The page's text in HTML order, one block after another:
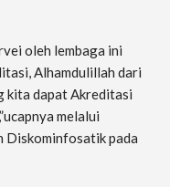
oleh lembaga ini
Alhamdulillah dari
kita dapat Akreditasi
melalui
Diskominfosatik pada